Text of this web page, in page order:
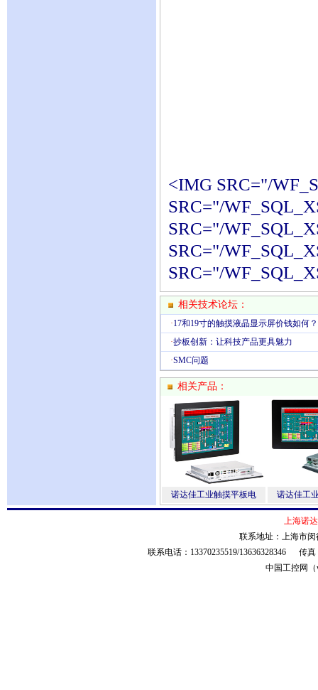
<IMG SRC="/
SRC="/
SRC="/
SRC="/
SRC="/
相关技术论坛：
·17和19寸的触摸液晶显示屏价钱如何
·抄板创新：让科技产品更具魅力
·SMC问题
相关产品：
诺达佳工业触摸平板电 诺达佳工
上海诺
联系地址：上海市
联系电话：13370235519/13636328346 传
中国工控网（